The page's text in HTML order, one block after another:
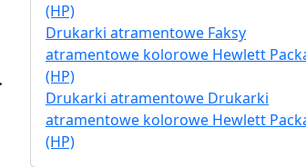
(HP)
Drukarki atramentowe Faksy
atramentowe kolorowe Hewlett
(HP)
Drukarki atramentowe Drukarki
atramentowe kolorowe Hewlett
(HP)